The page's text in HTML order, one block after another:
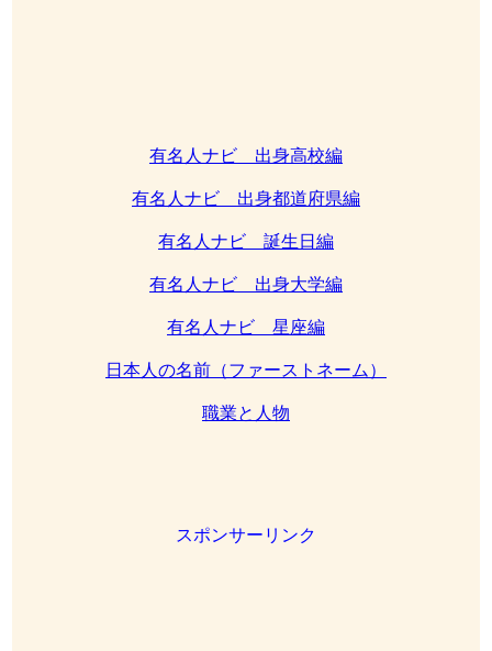
有名人ナビ 出身高校編
有名人ナビ 出身都道府県編
有名人ナビ 誕生日編
有名人ナビ 出身大学編
有名人ナビ 星座編
日本人の名前（ファーストネーム）
職業と人物
スポンサーリンク